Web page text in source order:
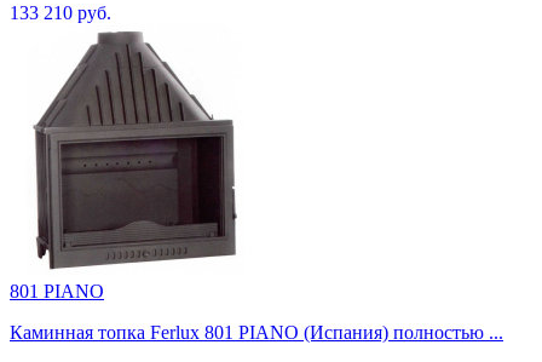
133 210 руб.
801 PIANO
Каминная топка Ferlux 801 PIANO (Испания) полностью ...